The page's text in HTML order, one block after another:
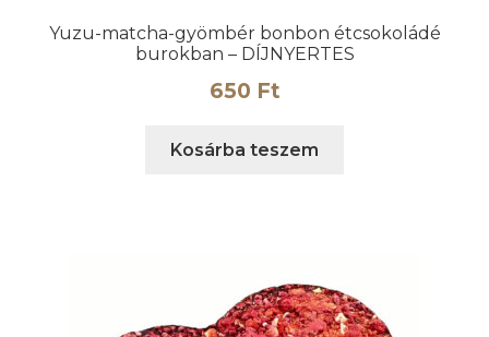
Yuzu-matcha-gyömbér bonbon étcsokoládé
burokban – DÍJNYERTES
650 Ft
Kosárba teszem